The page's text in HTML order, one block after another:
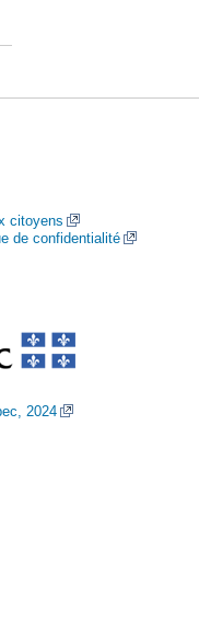
citoyens
de confidentialité
2024